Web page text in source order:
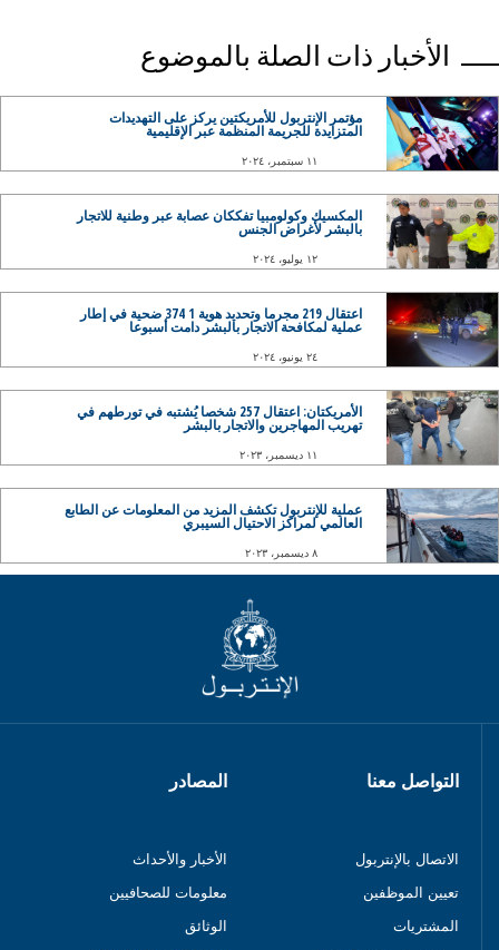
الأخبار ذات الصلة بالموضوع
مؤتمر الإنتربول للأمريكتين يركز على التهديدات
المتزايدة للجريمة المنظمة عبر الإقليمية
١١ سبتمبر، ٢٠٢٤
المكسيك وكولومبيا تفككان عصابة عبر وطنية للاتجار
بالبشر لأغراض الجنس
١٢ يوليو، ٢٠٢٤
اعتقال 219 مجرما وتحديد هوية 1 374 ضحية في إطار
عملية لمكافحة الاتجار بالبشر دامت أسبوعا
٢٤ يونيو، ٢٠٢٤
الأمريكتان: اعتقال 257 شخصا يُشتبه في تورطهم في
تهريب المهاجرين والاتجار بالبشر
١١ ديسمبر، ٢٠٢٣
عملية للإنتربول تكشف المزيد من المعلومات عن الطابع
العالمي لمراكز الاحتيال السيبري
٨ ديسمبر، ٢٠٢٣
التواصل معنا
الاتصال بالإنتربول
تعيين الموظفين
المشتريات
المصادر
الأخبار والأحداث
معلومات للصحافيين
الوثائق